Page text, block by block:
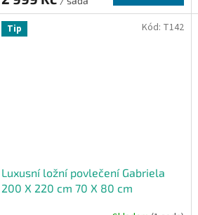
Tip
Luxusní ložní povlečení Gabriela
200 X 220 cm 70 X 80 cm
Kód: T142